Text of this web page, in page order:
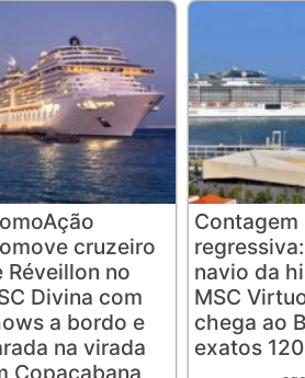
cruzeiro
Réveillon no
Divina com
a bordo e
na virada
Copacabana
Contagem
navio da
MSC
chega ao
exatos